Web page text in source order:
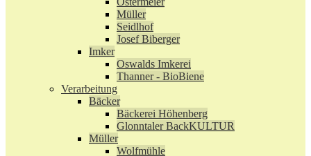
Müller
Seidlhof
Josef Biberger
Imker
Oswalds Imkerei
Thanner - BioBiene
Verarbeitung
Bäcker
Bäckerei Höhenberg
Glonntaler BackKULTUR
Müller
Wolfmühle